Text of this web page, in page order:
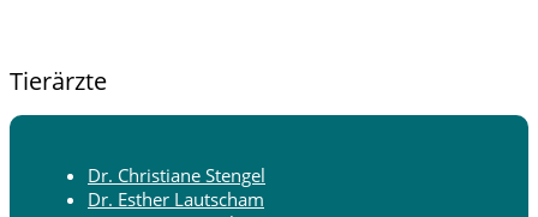
Tierärzte
Dr. Christiane Stengel
Dr. Esther Lautscham